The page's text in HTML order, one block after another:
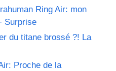
Ring Air: mon
Surprise
du titane brossé ?! La
Proche de la